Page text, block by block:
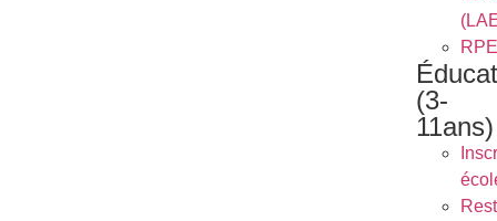
RPE
(3-
11ans)